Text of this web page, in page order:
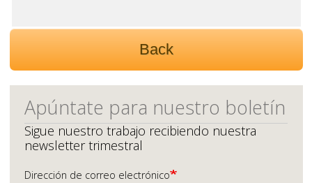
Back
Apúntate para nuestro boletín
Sigue nuestro trabajo recibiendo nuestra
newsletter trimestral
Dirección de correo electrónico